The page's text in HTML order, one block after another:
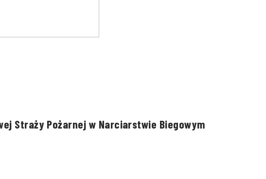
Straży Pożarnej w Narciarstwie Biegowym